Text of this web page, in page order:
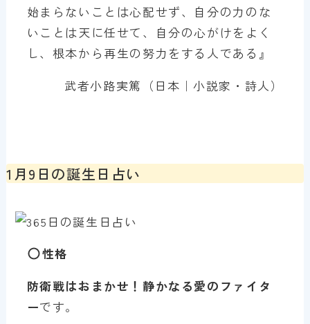
始まらないことは心配せず、自分の力のな
いことは天に任せて、自分の心がけをよく
し、根本から再生の努力をする人である』
武者小路実篤（日本｜小説家・詩人）
1月9日の誕生日占い
性格
防衛戦はおまかせ！静かなる愛のファイタ
ーです。